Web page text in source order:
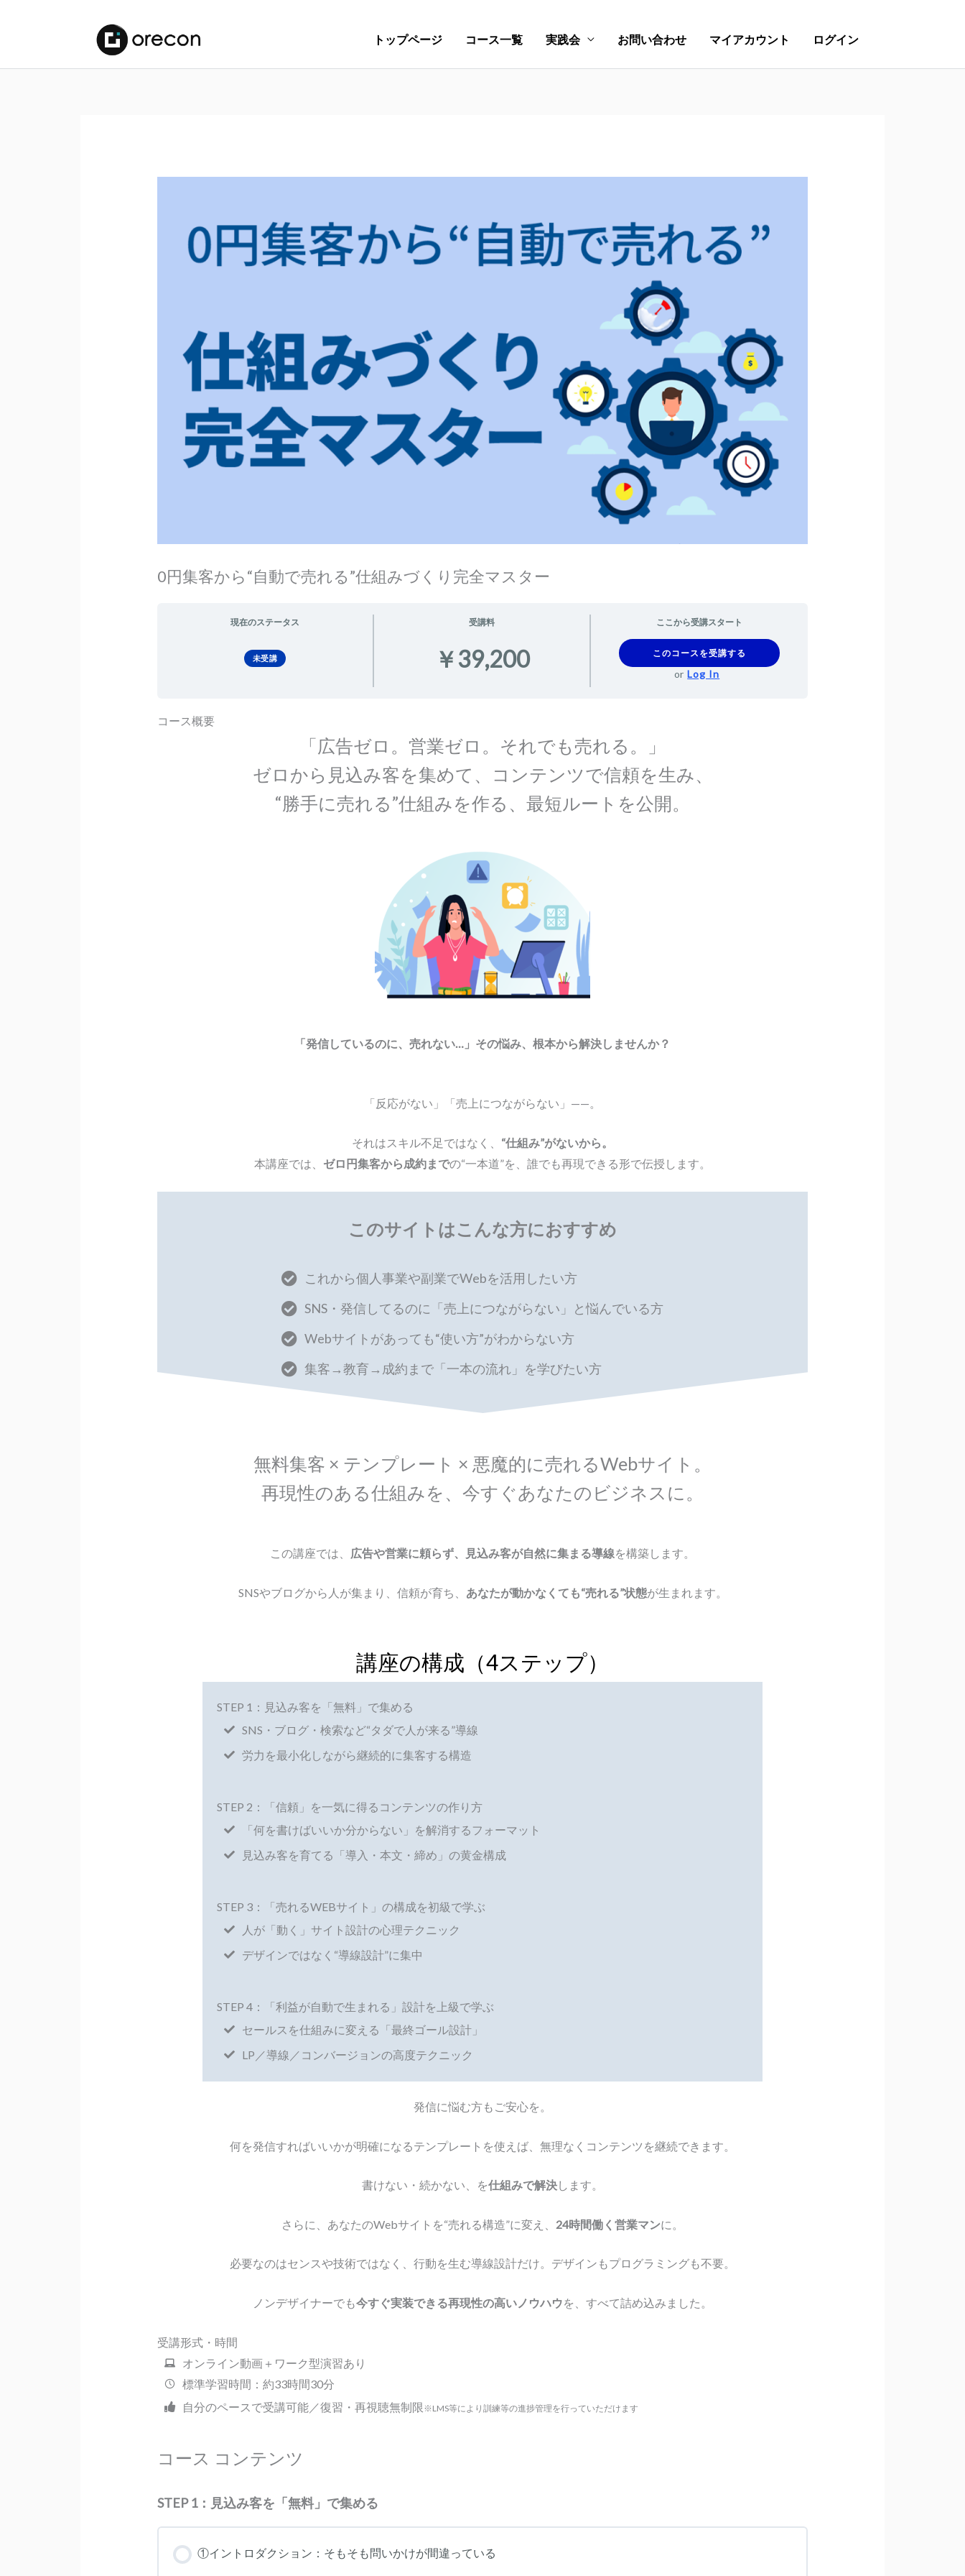
トップページ コース一覧 実践会 お問い合わせ マイアカウント ログイン
0円集客から“自動で売れる”仕組みづくり完全マスター
現在のステータス
未受講
受講料
￥39,200
ここから受講スタート
このコースを受講する
or Log In
コース概要
「広告ゼロ。営業ゼロ。それでも売れる。」
ゼロから見込み客を集めて、コンテンツで信頼を生み、
“勝手に売れる”仕組みを作る、最短ルートを公開。
「発信しているのに、売れない…」その悩み、根本から解決しませんか？
「反応がない」「売上につながらない」——。
それはスキル不足ではなく、 “仕組み”がないから。
本講座では、 ゼロ円集客から成約までの“一本道”を、誰でも再現できる形で伝授します。
このサイトはこんな方におすすめ
これから個人事業や副業でWebを活用したい方
SNS・発信してるのに「売上につながらない」と悩んでいる方
Webサイトがあっても“使い方”がわからない方
集客→教育→成約まで「一本の流れ」を学びたい方
無料集客 × テンプレート × 悪魔的に売れるWebサイト。
再現性のある仕組みを、今すぐあなたのビジネスに。
この講座では、 広告や営業に頼らず、見込み客が自然に集まる導線を構築します。
SNSやブログから人が集まり、信頼が育ち、 あなたが動かなくても“売れる”状態が生まれます。
講座の構成（4ステップ）
STEP 1：見込み客を「無料」で集める
SNS・ブログ・検索など“タダで人が来る”導線
労力を最小化しながら継続的に集客する構造
STEP 2：「信頼」を一気に得るコンテンツの作り方
「何を書けばいいか分からない」を解消するフォーマット
見込み客を育てる「導入・本文・締め」の黄金構成
STEP 3：「売れるWEBサイト」の構成を初級で学ぶ
人が「動く」サイト設計の心理テクニック
デザインではなく“導線設計”に集中
STEP 4：「利益が自動で生まれる」設計を上級で学ぶ
セールスを仕組みに変える「最終ゴール設計」
LP／導線／コンバージョンの高度テクニック
発信に悩む方もご安心を。
何を発信すればいいかが明確になるテンプレートを使えば、無理なくコンテンツを継続できます。
書けない・続かない、を仕組みで解決します。
さらに、あなたのWebサイトを“売れる構造”に変え、 24時間働く営業マンに。
必要なのはセンスや技術ではなく、行動を生む導線設計だけ。デザインもプログラミングも不要。
ノンデザイナーでも今すぐ実装できる再現性の高いノウハウを、すべて詰め込みました。
受講形式・時間
オンライン動画＋ワーク型演習あり
標準学習時間：約33時間30分
自分のペースで受講可能／復習・再視聴無制限 ※LMS等により訓練等の進捗管理を行っていただけます
コース コンテンツ
STEP 1：見込み客を「無料」で集める
①イントロダクション：そもそも問いかけが間違っている